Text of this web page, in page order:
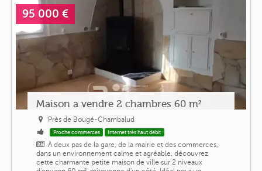
95 000 €
Maison a vendre 2 chambres 60 m²
Près de Bougé-Chambalud
Proche commerces Internet très haut débit
À deux pas de la gare, de la mairie et des commerces,
dans un environnement calme et agréable, découvrez
cette charmante petite maison de ville sur 2 niveaux